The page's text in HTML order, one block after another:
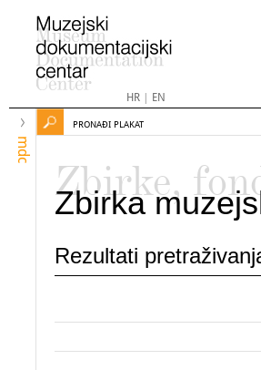
HR| EN
mdc
PRONAĐI PLAKAT
Zbirke,
Zbirka
Rezultati